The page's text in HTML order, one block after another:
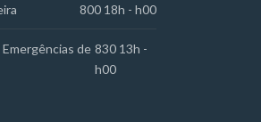
800 18h - h00
Emergências de 830 13h -
h00